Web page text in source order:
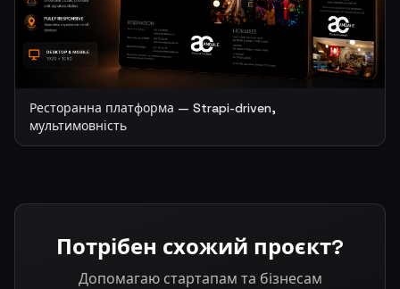
Ресторанна платформа — Strapi-driven,
мультимовність
Потрібен схожий проєкт?
Допомагаю стартапам та бізнесам